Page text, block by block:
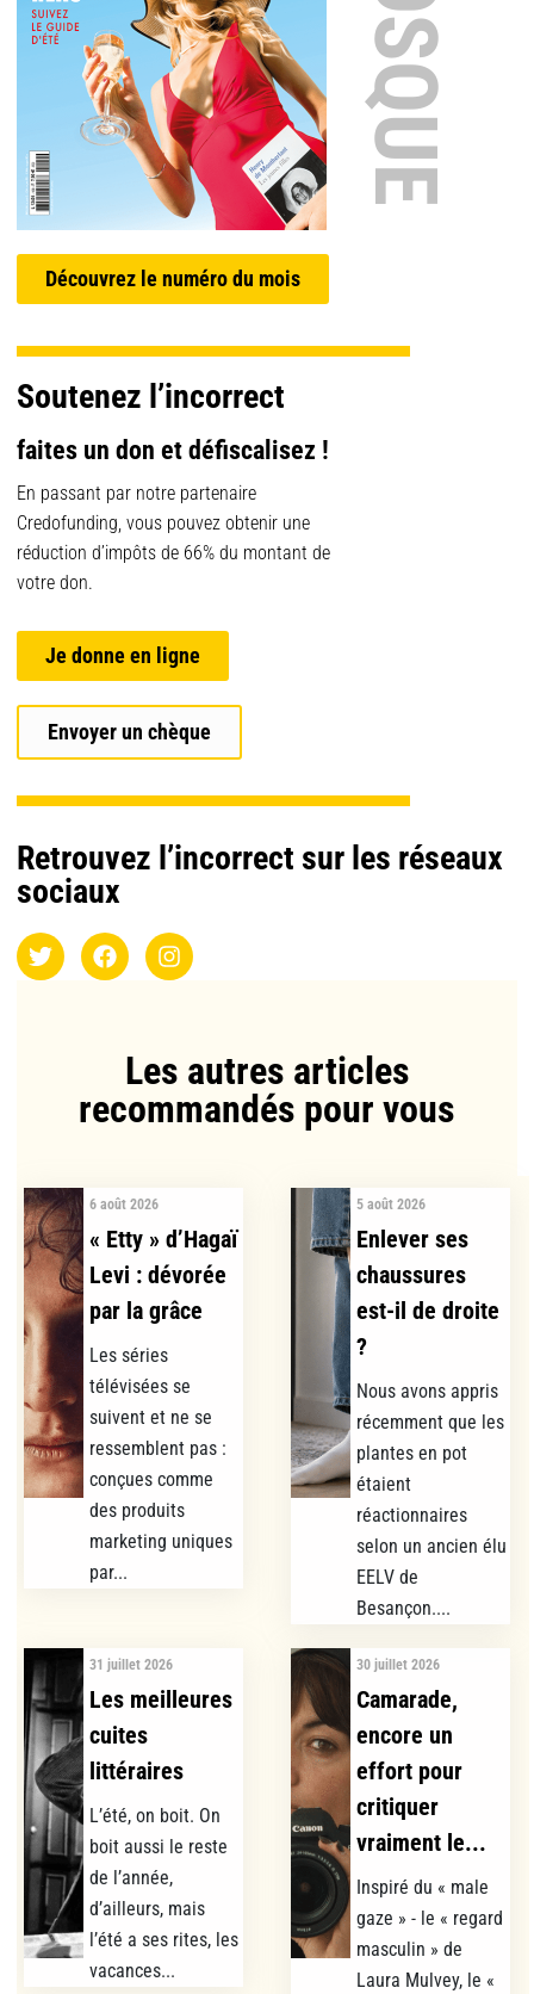
Découvrez le numéro du mois
Soutenez l’incorrect
faites un don et défiscalisez !
En passant par notre partenaire
Credofunding, vous pouvez obtenir une
réduction d’impôts de 66% du montant de
votre don.
Je donne en ligne
Envoyer un chèque
Retrouvez l’incorrect sur les réseaux
sociaux
Les autres articles
recommandés pour vous​
6 août 2026
« Etty » d’Hagaï
Levi : dévorée
par la grâce
Les séries
télévisées se
suivent et ne se
ressemblent pas :
conçues comme
des produits
marketing uniques
par...
5 août 2026
Enlever ses
chaussures
est-il de droite
?
Nous avons appris
récemment que les
plantes en pot
étaient
réactionnaires
selon un ancien élu
EELV de
Besançon....
31 juillet 2026
Les meilleures
cuites
littéraires
L’été, on boit. On
boit aussi le reste
de l’année,
d’ailleurs, mais
l’été a ses rites, les
vacances...
30 juillet 2026
Camarade,
encore un
effort pour
critiquer
vraiment le...
Inspiré du « male
gaze » - le « regard
masculin » de
Laura Mulvey, le «